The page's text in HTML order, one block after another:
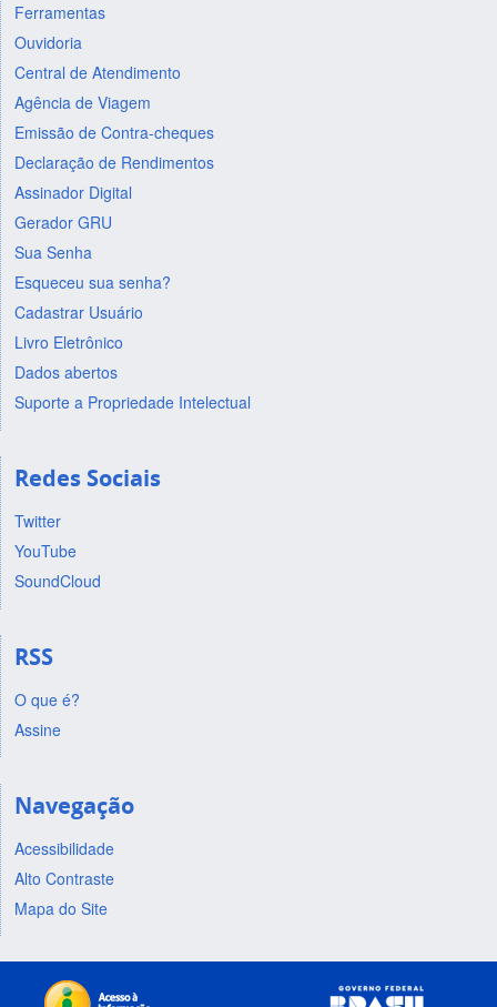
Ferramentas
Ouvidoria
Central de Atendimento
Agência de Viagem
Emissão de Contra-cheques
Declaração de Rendimentos
Assinador Digital
Gerador GRU
Sua Senha
Esqueceu sua senha?
Cadastrar Usuário
Livro Eletrônico
Dados abertos
Suporte a Propriedade Intelectual
Redes Sociais
Twitter
YouTube
SoundCloud
RSS
O que é?
Assine
Navegação
Acessibilidade
Alto Contraste
Mapa do Site